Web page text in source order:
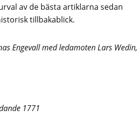
av de bästa artiklarna sedan
tillbakablick.
Engevall med ledamoten Lars Wedin,
1771